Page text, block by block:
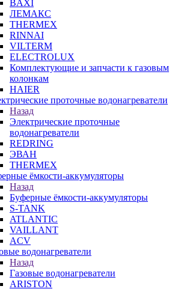
BAXI
ЛЕМАКС
THERMEX
RINNAI
VILTERM
ELECTROLUX
Комплектующие и запчасти к газовым
колонкам
HAIER
проточные водонагреватели
Назад
Электрические проточные
водонагреватели
REDRING
ЭВАН
THERMEX
ёмкости-аккумуляторы
Назад
Буферные ёмкости-аккумуляторы
S-TANK
ATLANTIC
VAILLANT
ACV
водонагреватели
Назад
Газовые водонагреватели
ARISTON